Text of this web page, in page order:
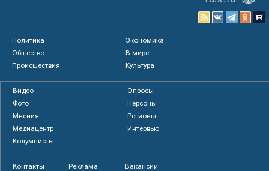
Политика
Экономика
Общество
В мире
Происшествия
Культура
Видео
Опросы
Фото
Персоны
Мнения
Регионы
Медиацентр
Интервью
Колумнисты
Контакты Реклама Вакансии